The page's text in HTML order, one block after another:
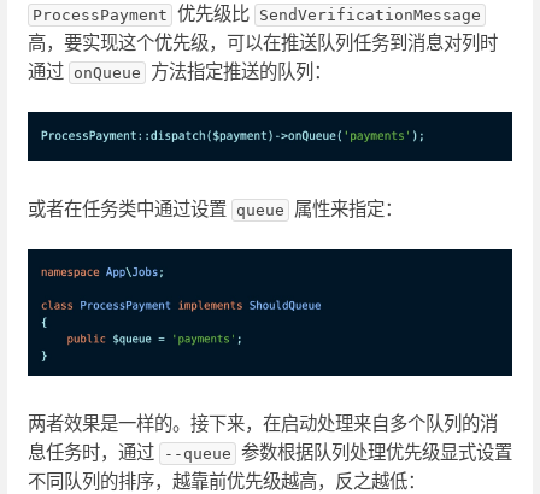
ProcessPayment 优先级比 SendVerificationMessage
高，要实现这个优先级，可以在推送队列任务到消息对列时
通过 onQueue 方法指定推送的队列：
或者在任务类中通过设置 queue 属性来指定：
两者效果是一样的。接下来，在启动处理来自多个队列的消
息任务时，通过
--queue 参数根据队列处理优先级显式设置
不同队列的排序，越靠前优先级越高，反之越低：